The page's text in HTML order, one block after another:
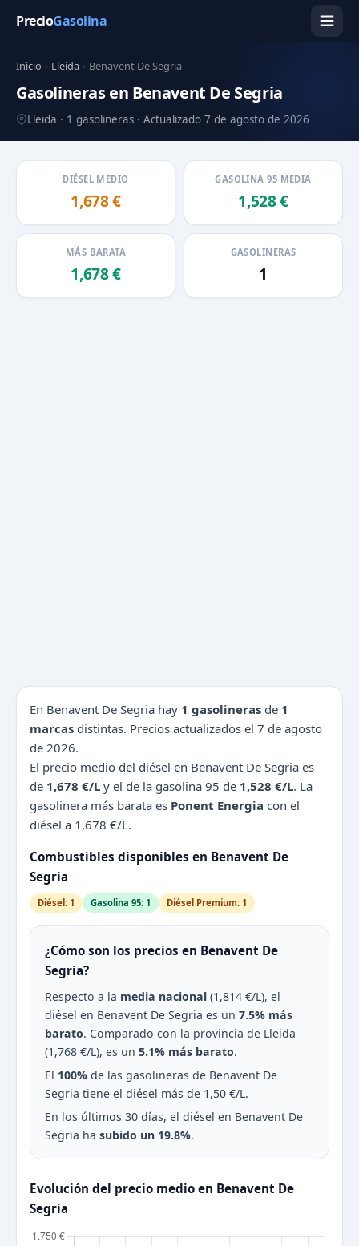
PrecioGasolina
Inicio › Lleida › Benavent De Segria
Gasolineras en Benavent De Segria
Lleida · 1 gasolineras · Actualizado 7 de agosto de 2026
DIÉSEL MEDIO
1,678 €
GASOLINA 95 MEDIA
1,528 €
MÁS BARATA
1,678 €
GASOLINERAS
1
En Benavent De Segria hay 1 gasolineras de 1
marcas distintas. Precios actualizados el 7 de agosto
de 2026.
El precio medio del diésel en Benavent De Segria es
de 1,678 €/L y el de la gasolina 95 de 1,528 €/L. La
gasolinera más barata es Ponent Energia con el
diésel a 1,678 €/L.
Combustibles disponibles en Benavent De
Segria
Diésel: 1 Gasolina 95: 1 Diésel Premium: 1
¿Cómo son los precios en Benavent De
Segria?
Respecto a la media nacional (1,814 €/L), el
diésel en Benavent De Segria es un 7.5% más
barato. Comparado con la provincia de Lleida
(1,768 €/L), es un 5.1% más barato.
El 100% de las gasolineras de Benavent De
Segria tiene el diésel más de 1,50 €/L.
En los últimos 30 días, el diésel en Benavent De
Segria ha subido un 19.8%.
Evolución del precio medio en Benavent De
Segria